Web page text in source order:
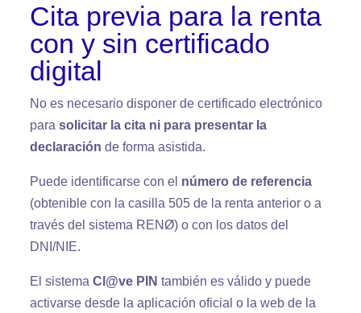
Cita previa para la renta
con y sin certificado
digital
No es necesario disponer de certificado electrónico
para solicitar la cita ni para presentar la
declaración de forma asistida.
Puede identificarse con el número de referencia
(obtenible con la casilla 505 de la renta anterior o a
través del sistema RENØ) o con los datos del
DNI/NIE.
El sistema Cl@ve PIN también es válido y puede
activarse desde la aplicación oficial o la web de la